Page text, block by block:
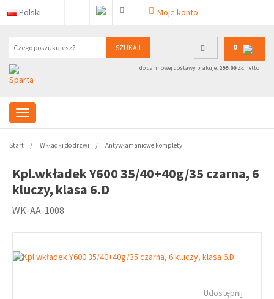
Polski Moje konto
SZUKAJ 0
do darmowej dostawy brakuje: 299.00ZŁ netto
Start Wkładki do drzwi Antywłamaniowe komplety
Kpl.wkładek Y600 35/40+40g/35 czarna, 6
kluczy, klasa 6.D
WK-AA-1008
Udostępnij